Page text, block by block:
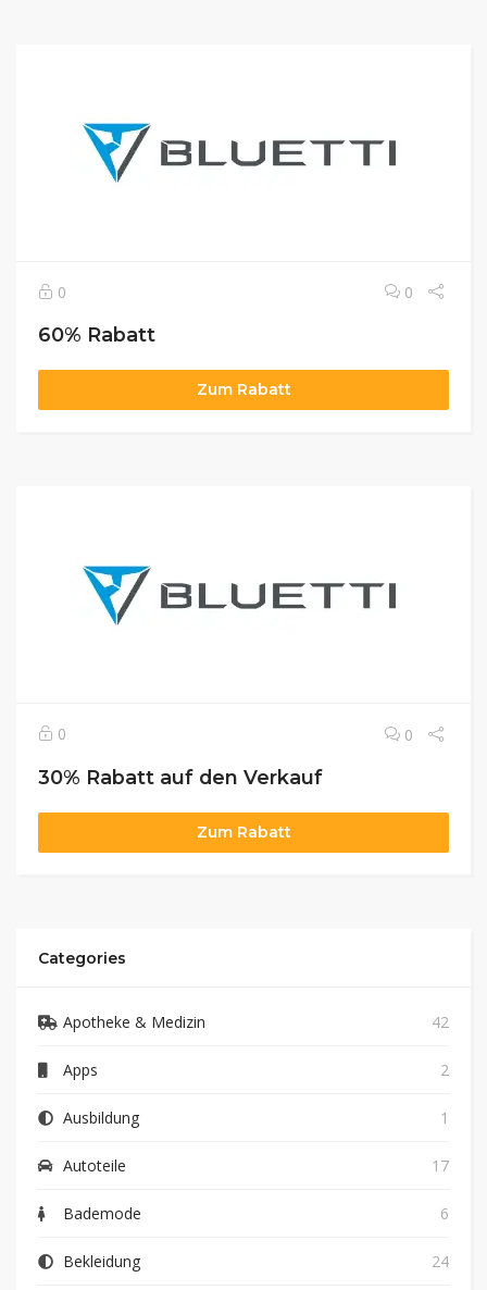
0 0
60% Rabatt
Zum Rabatt
0 0
30% Rabatt auf den Verkauf
Zum Rabatt
Categories
Apotheke & Medizin 42
Apps 2
Ausbildung 1
Autoteile 17
Bademode 6
Bekleidung 24